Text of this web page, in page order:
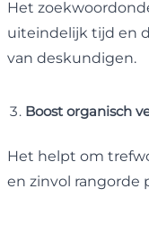
Het
uiteindelijk tijd en
van deskundigen.
Boost organisch
Het helpt om
en zinvol rangorde